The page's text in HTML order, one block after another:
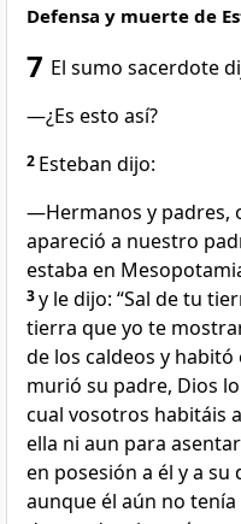
Defensa y muerte de
7 El sumo sacerdote
—¿Es esto así?
2 Esteban dijo:
—Hermanos y padres,
apareció a nuestro
estaba en
3y le dijo: “Sal de tu
tierra que yo te
de los caldeos y habitó
murió su padre, Dios
cual vosotros habitáis
ella ni aun para
en posesión a él y a su
aunque él aún no tenía